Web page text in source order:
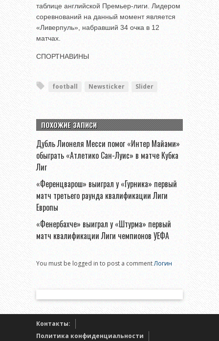
таблице английской Премьер-лиги. Лидером
соревнований на данный момент является
«Ливерпуль», набравший 34 очка в 12
матчах.
СПОРТНАВИНЫ
football Newsticker Slider
ПОХОЖИЕ ЗАПИСИ
Дубль Лионеля Месси помог «Интер Майами»
обыграть «Атлетико Сан-Луис» в матче Кубка
Лиг
«Ференцварош» выиграл у «Гурника» первый
матч третьего раунда квалификации Лиги
Европы
«Фенербахче» выиграл у «Штурма» первый
матч квалификации Лиги чемпионов УЕФА
You must be logged in to post a commentЛогин
Контакты:
Политика конфиденциальности